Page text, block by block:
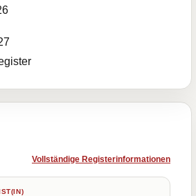
Vollständige Registerinformationen